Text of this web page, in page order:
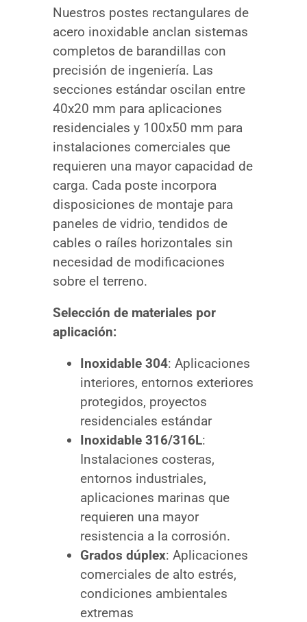
Nuestros postes rectangulares de
acero inoxidable anclan sistemas
completos de barandillas con
precisión de ingeniería. Las
secciones estándar oscilan entre
40x20 mm para aplicaciones
residenciales y 100x50 mm para
instalaciones comerciales que
requieren una mayor capacidad de
carga. Cada poste incorpora
disposiciones de montaje para
paneles de vidrio, tendidos de
cables o raíles horizontales sin
necesidad de modificaciones
sobre el terreno.
Selección de materiales por
aplicación:
Inoxidable 304: Aplicaciones
interiores, entornos exteriores
protegidos, proyectos
residenciales estándar
Inoxidable 316/316L:
Instalaciones costeras,
entornos industriales,
aplicaciones marinas que
requieren una mayor
resistencia a la corrosión.
Grados dúplex: Aplicaciones
comerciales de alto estrés,
condiciones ambientales
extremas